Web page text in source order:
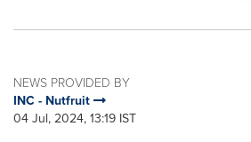
NEWS PROVIDED BY
INC - Nutfruit
04 Jul, 2024, 13:19 IST